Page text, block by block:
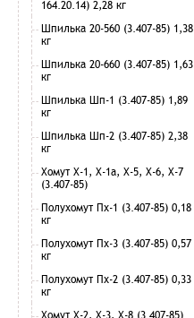
164.20.14) 2,28 кг
Шпилька 20-560 (3.407-85) 1,38
кг
Шпилька 20-660 (3.407-85) 1,63
кг
Шпилька Шп-1 (3.407-85) 1,89
кг
Шпилька Шп-2 (3.407-85) 2,38
кг
Хомут Х-1, Х-1а, Х-5, Х-6, Х-7
(3.407-85)
Полухомут Пх-1 (3.407-85) 0,18
кг
Полухомут Пх-3 (3.407-85) 0,57
кг
Полухомут Пх-2 (3.407-85) 0,33
кг
Хомут Х-2, Х-3, Х-8 (3.407-85)